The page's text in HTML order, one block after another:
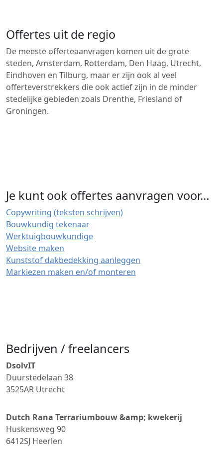
Offertes uit de regio
De meeste offerteaanvragen komen uit de grote
steden, Amsterdam, Rotterdam, Den Haag, Utrecht,
Eindhoven en Tilburg, maar er zijn ook al veel
offerteverstrekkers die ook actief zijn in de minder
stedelijke gebieden zoals Drenthe, Friesland of
Groningen.
Je kunt ook offertes aanvragen voor…
Copywriting (teksten schrijven)
Bouwkundig tekenaar
Werktuigbouwkundige
Website maken
Kunststof dakbedekking aanleggen
Markiezen maken en/of monteren
Bedrijven / freelancers
DsolvIT
Duurstedelaan 38
3525AR Utrecht
Dutch Rana Terrariumbouw &amp; kwekerij
Huskensweg 90
6412SJ Heerlen